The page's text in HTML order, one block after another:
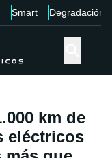
Smart Degradación
km de
eléctricos